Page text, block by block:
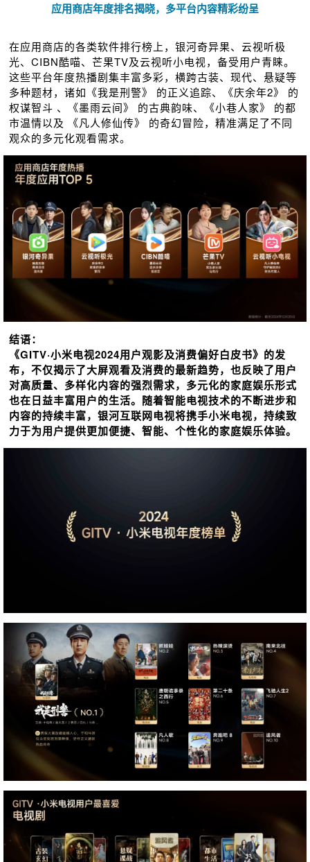
应用商店年度排名揭晓，多平台内容精彩纷呈
在应用商店的各类软件排行榜上，银河奇异果、云视听极
光、CIBN酷喵、芒果TV及云视听小电视，备受用户⻘睐。
这些平台年度热播剧集丰富多彩，横跨古装、现代、悬疑等
多种题材，诸如《我是刑警》 的正义追踪、《庆余年2》 的
权谋智⽃ 、《墨雨云间》 的古典韵味、《小巷人家》 的都
市温情以及 《凡人修仙传》 的奇幻冒险，精准满足了不同
观众的多元化观看需求。
结语：
《GITV·小米电视2024用户观影及消费偏好白皮书》的发
布，不仅揭示了大屏观看及消费的最新趋势，也反映了用户
对高质量、多样化内容的强烈需求，多元化的家庭娱乐形式
也在日益丰富用户的生活。随着智能电视技术的不断进步和
内容的持续丰富，银河互联网电视将携手小米电视，持续致
力于为用户提供更加便捷、智能、个性化的家庭娱乐体验。